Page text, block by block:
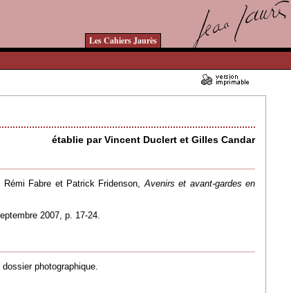
Les Cahiers Jaurès
établie par Vincent Duclert et Gilles Candar
Fabre et Patrick Fridenson, Avenirs et avant-gardes en
2007, p. 17-24.
photographique.